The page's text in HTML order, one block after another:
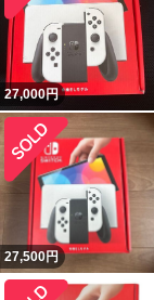
27,000円
27,500円